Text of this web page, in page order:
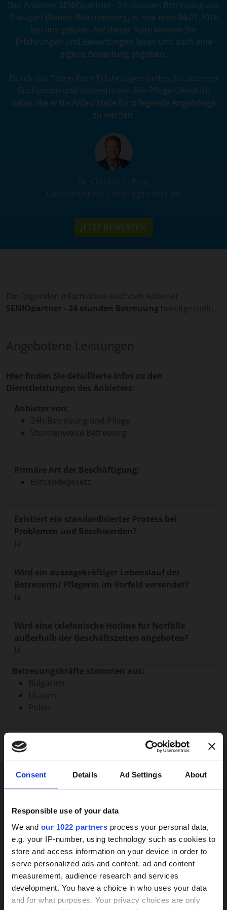
Consent Details Ad Settings About
Responsible use of your data
We and our 1022 partners process your personal data,
e.g. your IP-number, using technology such as cookies to
store and access information on your device in order to
serve personalized ads and content, ad and content
measurement, audience research and services
development. You have a choice in who uses your data
and for what purposes. Your privacy choices are only
Der Anbieter SENIOpartner - 24 stunden Betreuung aus
Stuttgart (Baden-Württemberg) ist seit dem 04.01.2016
bei uns gelistet. Auf dieser Seite können Sie
Erfahrungen und Bewertungen lesen und auch eine
eigene Bewertung abgeben.
Durch das Teilen Ihrer Erfahrungen helfen Sie anderen
Suchenden und unterstützen 24h-Pflege-Check.de
dabei, die erste Anlaufstelle für pflegende Angehörige
zu werden.
Dr. Christan Holsing
Geschäftsführer 24h-pflege-check.de
JETZT BEWERTEN
Die folgenden Information sind vom Anbieter
SENIOpartner - 24 stunden Betreuung bereitgestellt.
Angebotene Leistungen
Hier finden Sie detaillierte Infos zu den
Dienstleistungen des Anbieters:
Anbieter von:
24h-Betreuung und Pflege
Stundenweise Betreuung
Primäre Art der Beschäftigung:
Entsendegesetz
Existiert ein standardisierter Prozess bei
Problemen und Beschwerden?
Ja
Wird ein aussagekräftiger Lebenslauf der
Betreuerin/ Pflegerin im Vorfeld versendet?
Ja
Wird eine telefonische Hotline für Notfälle
außerhalb der Geschäftszeiten angeboten?
Ja
Betreuungskräfte stammen aus:
Bulgarien
Litauen
Polen
Ist auch stundenweise Betreuung möglich?
Nein
Ist ein unverbindliches Telefonat im Vorfeld der
Beschäftigung mit der Betreuerin / Pflegerin
Ja
Weitere Infos
Für Angehörige und Betroffene stellt die
24h-Betreuungskraft
gesucht?